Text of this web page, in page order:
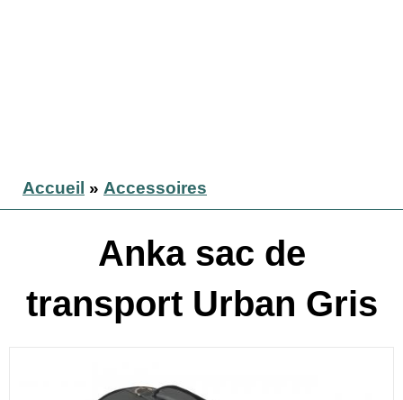
Accueil » Accessoires
Anka sac de
transport Urban Gris